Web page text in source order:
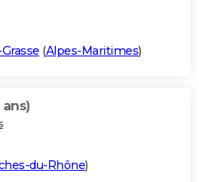
(Alpes-Maritimes)
ans)
du-Rhône)